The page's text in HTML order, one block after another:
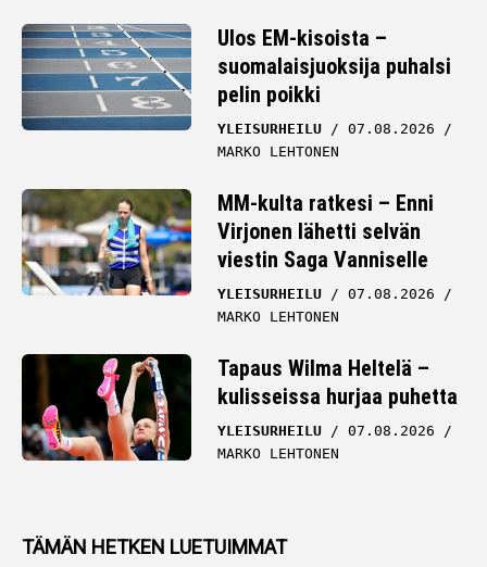
Ulos EM-kisoista –
suomalaisjuoksija puhalsi
pelin poikki
YLEISURHEILU
07.08.2026
MARKO LEHTONEN
MM-kulta ratkesi – Enni
Virjonen lähetti selvän
viestin Saga Vanniselle
YLEISURHEILU
07.08.2026
MARKO LEHTONEN
Tapaus Wilma Heltelä –
kulisseissa hurjaa puhetta
YLEISURHEILU
07.08.2026
MARKO LEHTONEN
TÄMÄN HETKEN LUETUIMMAT